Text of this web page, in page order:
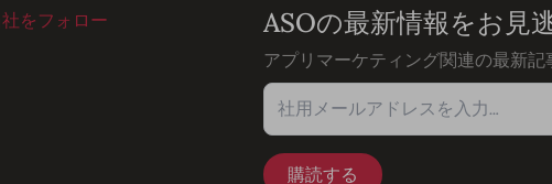
をフォロー
ASOの最新情報をお見
アプリマーケティング関連の最新
社用メールアドレスを入力…